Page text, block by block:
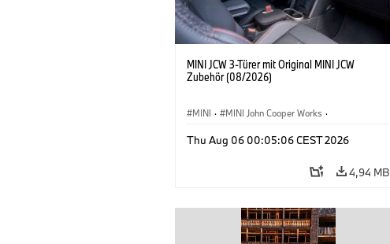
MINI JCW 3-Türer mit Original MINI JCW
Zubehör (08/2026)
MINI · MINI John Cooper Works ·
Sonderausstattungen, Zubehör
Thu Aug 06 00:05:06 CEST 2026
4,94 MB